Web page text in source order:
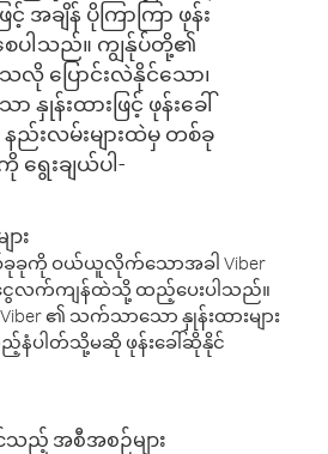
င့် အချိန် ပိုကြာကြာ ဖုန်း
စေပါသည်။ ကျွန်ုပ်တို့၏
လို ပြောင်းလဲနိုင်သော၊
န်းထားဖြင့် ဖုန်းခေါ်
းလမ်းများထဲမှ တစ်ခု
ရွေးချယ်ပါ-
း
ခုကို ဝယ်ယူလိုက်သောအခါ Viber
ေလက်ကျန်ထဲသို့ ထည့်ပေးပါသည်။
၏ သက်သာသော နှုန်းထားများ
ည့်နံပါတ်သို့မဆို ဖုန်းခေါ်ဆိုနိုင်
သည့် အစီအစဉ်များ